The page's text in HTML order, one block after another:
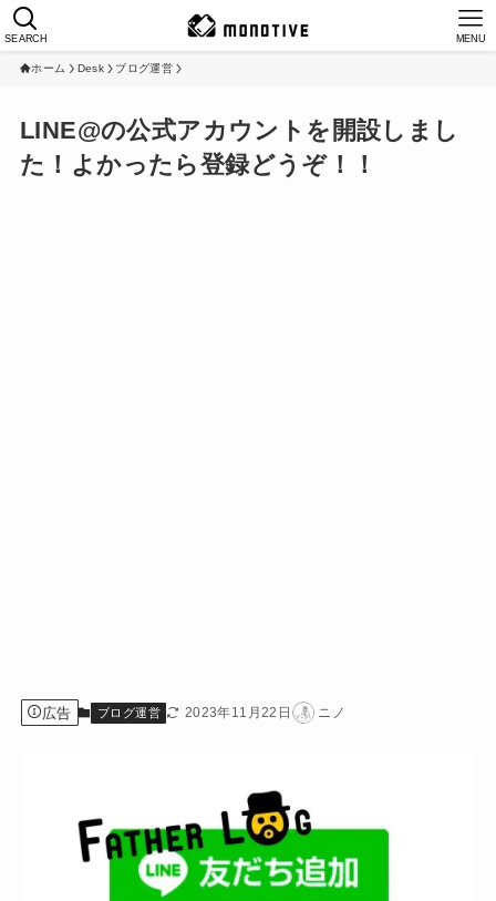
SEARCH MENU
ホーム Desk ブログ運営
LINE@の公式アカウントを開設しまし
た！よかったら登録どうぞ！！
広告 ブログ運営 2023年11月22日 ニノ